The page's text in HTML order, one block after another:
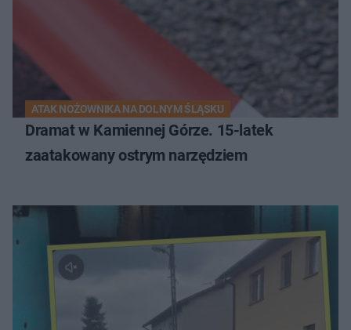
ATAK NOŻOWNIKA NA DOLNYM ŚLĄSKU
Dramat w Kamiennej Górze. 15-latek
zaatakowany ostrym narzędziem